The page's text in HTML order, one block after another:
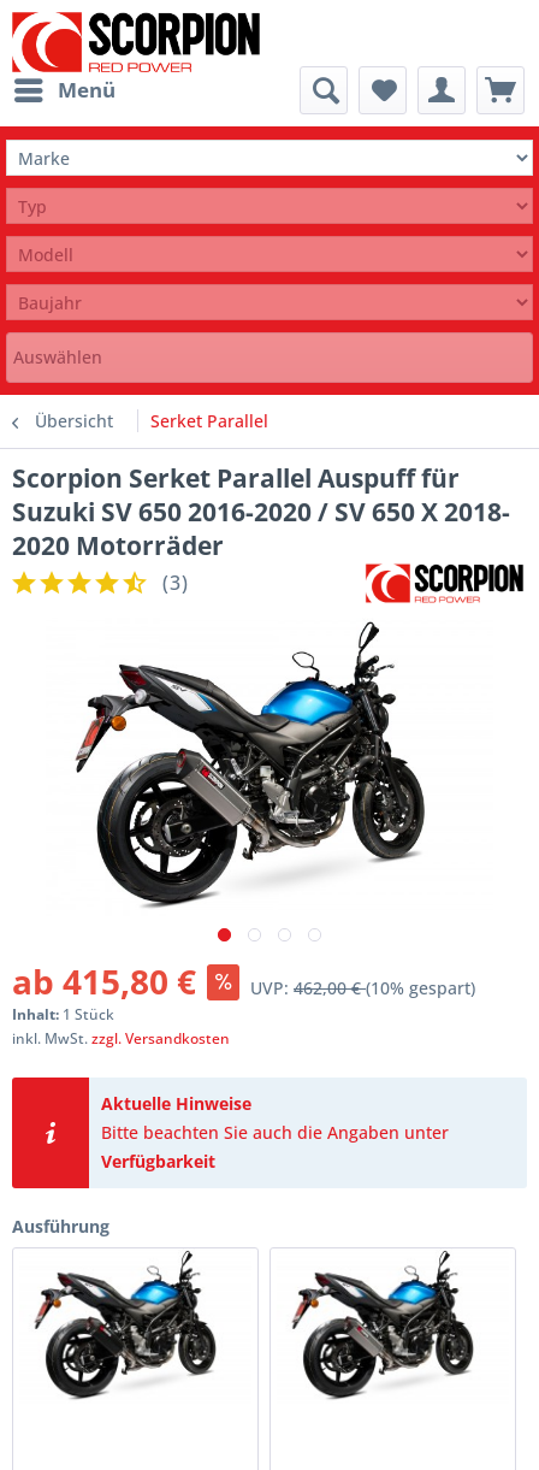
Menü
Auswählen
Übersicht Serket Parallel
Scorpion Serket Parallel Auspuff für
Suzuki SV 650 2016-2020 / SV 650 X 2018-
2020 Motorräder
(3)
ab 415,80 € UVP: 462,00 €(10% gespart)
Inhalt: 1 Stück
inkl. MwSt.zzgl. Versandkosten
Aktuelle Hinweise
Bitte beachten Sie auch die Angaben unter
Verfügbarkeit
Ausführung